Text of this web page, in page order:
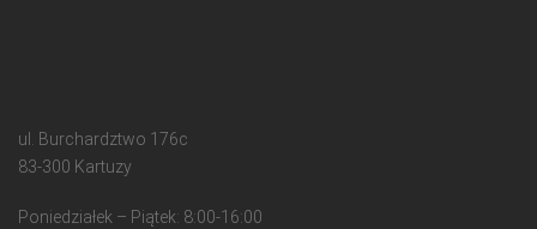
ul. Burchardztwo 176c
83-300 Kartuzy
Poniedziałek – Piątek: 8:00-16:00